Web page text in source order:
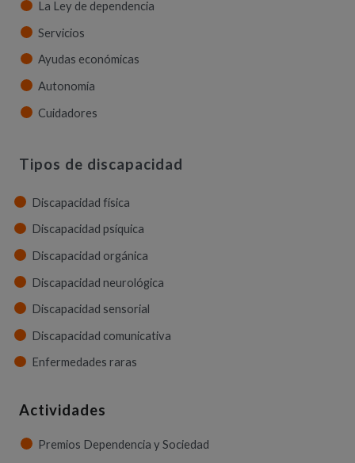
La Ley de dependencia
Servicios
Ayudas económicas
Autonomía
Cuidadores
Tipos de discapacidad
Discapacidad física
Discapacidad psíquica
Discapacidad orgánica
Discapacidad neurológica
Discapacidad sensorial
Discapacidad comunicativa
Enfermedades raras
Actividades
Premios Dependencia y Sociedad